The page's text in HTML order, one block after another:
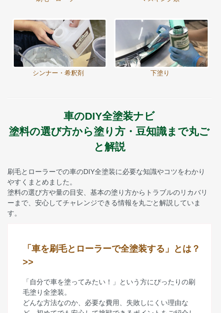
シンナー・希釈剤 下塗り
車のDIY全塗装ナビ
塗料の選び方から塗り方・豆知識まで丸ご
と解説
刷毛とローラーでの車のDIY全塗装に必要な知識やコツをわかり
やすくまとめました。
塗料の選び方や量の目安、基本の塗り方からトラブルのリカバリ
ーまで、安心してチャレンジできる情報を丸ごと解説していま
す。
「車を刷毛とローラーで全塗装する」とは？
>>
「自分で車を塗ってみたい！」という方にぴったりの刷
毛塗り全塗装。
どんな方法なのか、必要な費用、失敗しにくい理由な